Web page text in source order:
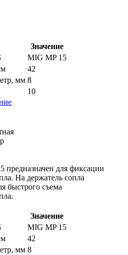
Значение
MIG MP 15
42
мм 8
10
предназначен для фиксации
На держатель сопла
быстрого съема
Значение
MIG MP 15
42
мм 8